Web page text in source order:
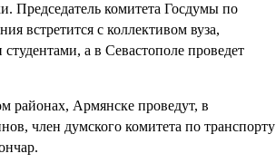
Председатель комитета Госдумы по
встретится с коллективом вуза,
а в Севастополе проведет
районах, Армянске проведут, в
, член думского комитета по транспорту
.